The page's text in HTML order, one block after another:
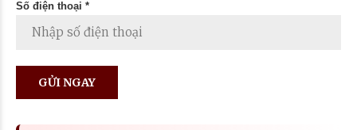
Số điện thoại *